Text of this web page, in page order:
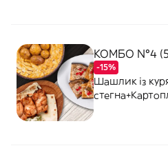
КОМБО №4
-15%
Шашлик із